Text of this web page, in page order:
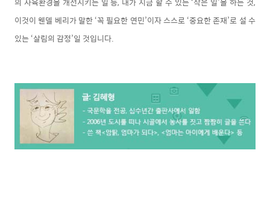
이것이 웬델 베리가 말한 ‘꼭 필요한 연민’이자 스스로 ‘중요한 존재’로 설 수
있는 ‘살림의 감정’일 것입니다.